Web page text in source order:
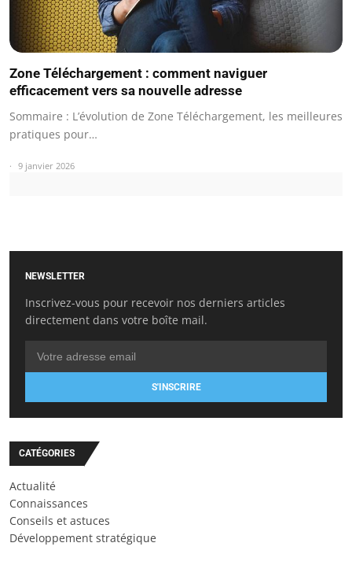
Zone Téléchargement : comment naviguer
efficacement vers sa nouvelle adresse
Sommaire : L’évolution de Zone Téléchargement, les meilleures
pratiques pour…
9 janvier 2026
NEWSLETTER
Inscrivez-vous pour recevoir nos derniers articles
directement dans votre boîte mail.
S'INSCRIRE
CATÉGORIES
Actualité
Connaissances
Conseils et astuces
Développement stratégique